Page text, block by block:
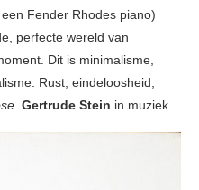
Fender Rhodes piano)
perfecte wereld van
Dit is minimalisme,
Rust, eindeloosheid,
Gertrude Stein in muziek.